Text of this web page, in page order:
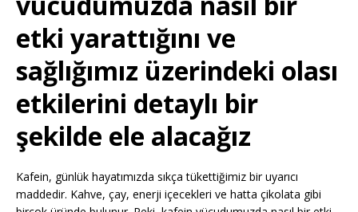
etki yarattığını ve
sağlığımız üzerindeki olası
etkilerini detaylı bir
şekilde ele alacağız
Kafein, günlük hayatımızda sıkça tükettiğimiz bir uyarıcı
maddedir. Kahve, çay, enerji içecekleri ve hatta çikolata gibi